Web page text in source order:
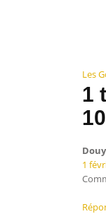
de
Les
1
1